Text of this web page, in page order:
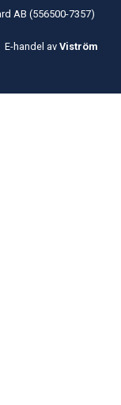
AB (556500-7357)
E-handel av Viström